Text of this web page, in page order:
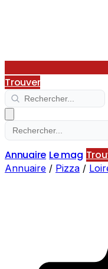
Trouver
Annuaire Le mag
Annuaire / Pizza /